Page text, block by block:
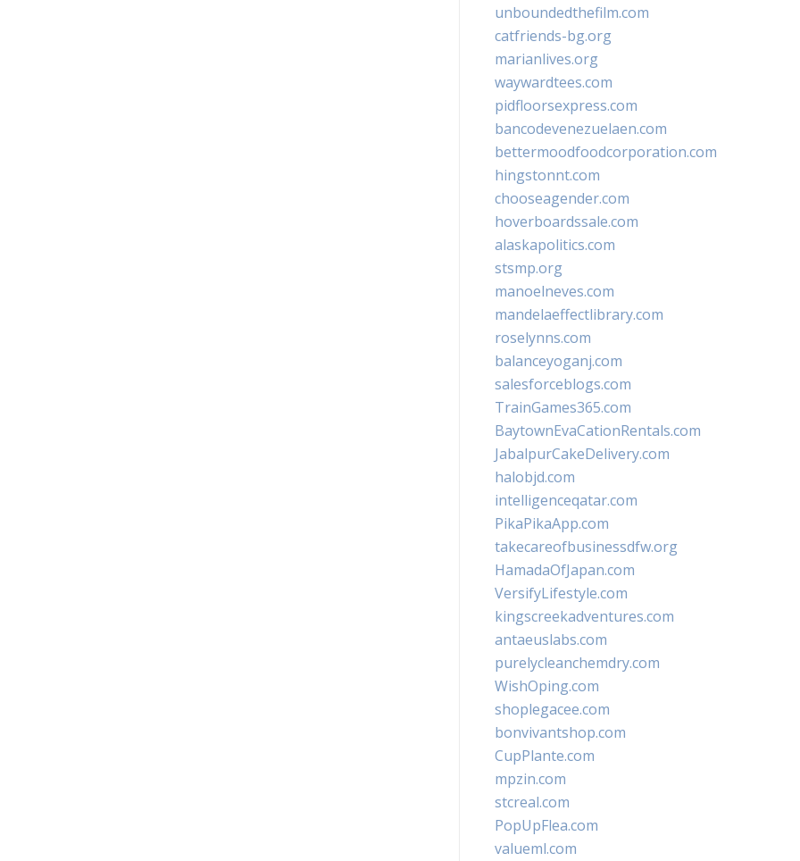
unboundedthefilm.com
catfriends-bg.org
marianlives.org
waywardtees.com
pidfloorsexpress.com
bancodevenezuelaen.com
bettermoodfoodcorporation.com
hingstonnt.com
chooseagender.com
hoverboardssale.com
alaskapolitics.com
stsmp.org
manoelneves.com
mandelaeffectlibrary.com
roselynns.com
balanceyoganj.com
salesforceblogs.com
TrainGames365.com
BaytownEvaCationRentals.com
JabalpurCakeDelivery.com
halobjd.com
intelligenceqatar.com
PikaPikaApp.com
takecareofbusinessdfw.org
HamadaOfJapan.com
VersifyLifestyle.com
kingscreekadventures.com
antaeuslabs.com
purelycleanchemdry.com
WishOping.com
shoplegacee.com
bonvivantshop.com
CupPlante.com
mpzin.com
stcreal.com
PopUpFlea.com
valueml.com